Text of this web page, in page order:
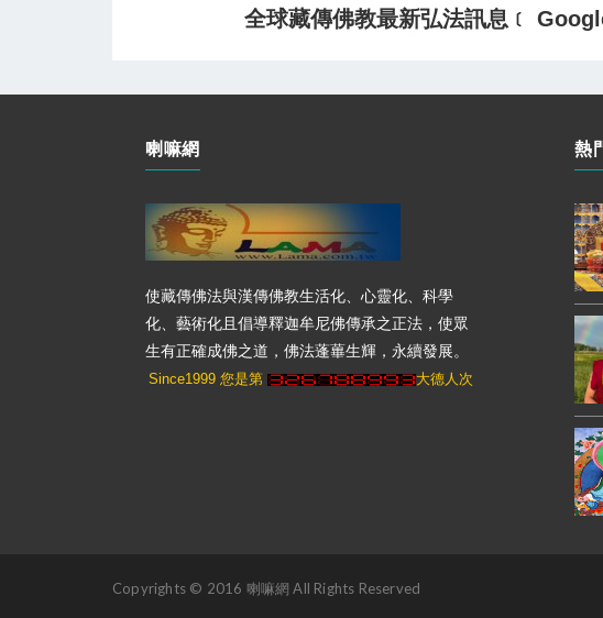
全球藏傳佛教最新弘法訊息﹝
喇嘛網
使藏傳佛法與漢傳佛教生活化、心靈化、科學
化、藝術化且倡導釋迦牟尼佛傳承之正法，使眾
生有正確成佛之道，佛法蓬蓽生輝，永續發展。
Since1999 您是第 大德人次
熱
Copyrights © 2016 喇嘛網 All Rights Reserved